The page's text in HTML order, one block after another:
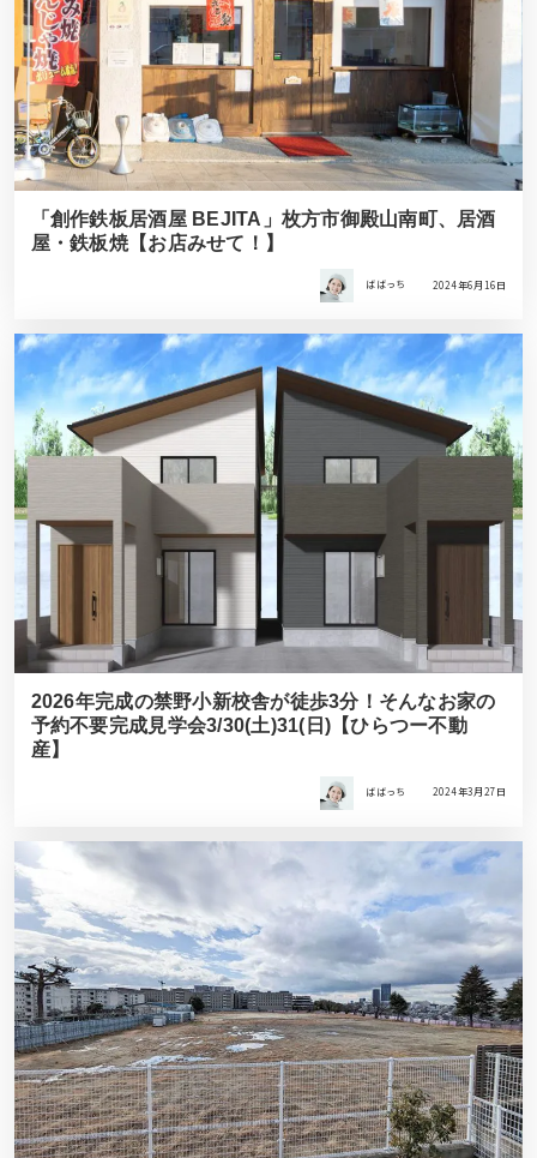
「創作鉄板居酒屋 BEJITA」枚方市御殿山南町、居酒
屋・鉄板焼【お店みせて！】
ばばっち 2024年6月16日
2026年完成の禁野小新校舎が徒歩3分！そんなお家の
予約不要完成見学会3/30(土)31(日)【ひらつー不動
産】
ばばっち 2024年3月27日